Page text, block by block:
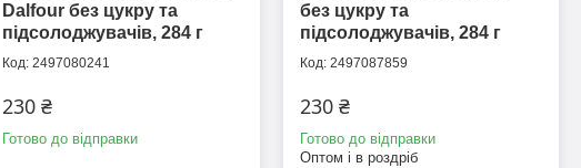
Dalfour без цукру та
підсолоджувачів, 284 г
2497080241
230 ₴
Готово до відправки
без цукру та
підсолоджувачів, 284 г
2497087859
230 ₴
Готово до відправки
Оптом і в роздріб